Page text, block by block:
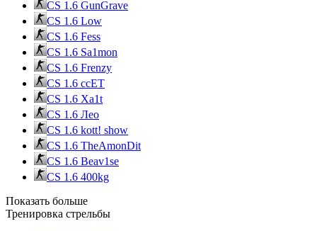
CS 1.6 GunGrave
CS 1.6 Low
CS 1.6 Fess
CS 1.6 Sa1mon
CS 1.6 Frenzy
CS 1.6 ccET
CS 1.6 Xa1t
CS 1.6 Лео
CS 1.6 kott! show
CS 1.6 TheAmonDit
CS 1.6 Beav1se
CS 1.6 400kg
Показать больше
Тренировка стрельбы